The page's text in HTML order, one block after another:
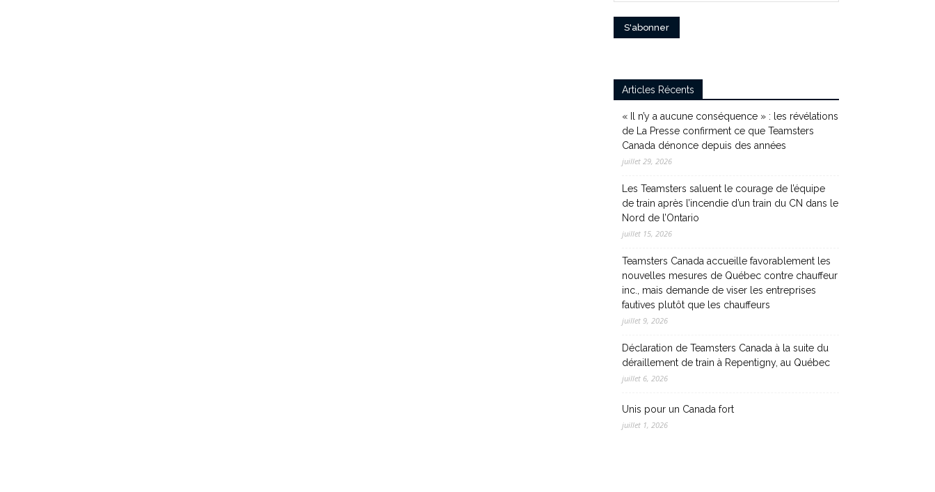
Articles Récents
« Il n’y a aucune conséquence » : les révélations
de La Presse confirment ce que Teamsters
Canada dénonce depuis des années
juillet 29, 2026
Les Teamsters saluent le courage de l’équipe
de train après l’incendie d’un train du CN dans le
Nord de l’Ontario
juillet 15, 2026
Teamsters Canada accueille favorablement les
nouvelles mesures de Québec contre chauffeur
inc., mais demande de viser les entreprises
fautives plutôt que les chauffeurs
juillet 9, 2026
Déclaration de Teamsters Canada à la suite du
déraillement de train à Repentigny, au Québec
juillet 6, 2026
Unis pour un Canada fort
juillet 1, 2026